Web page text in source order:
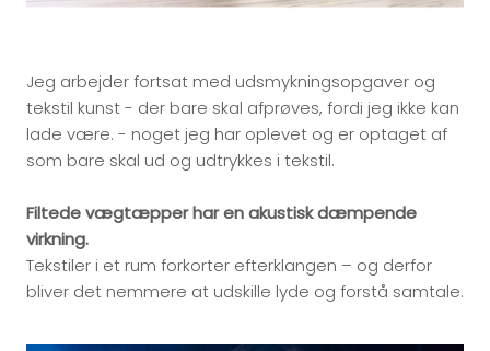
Jeg arbejder fortsat med udsmykningsopgaver og
tekstil kunst - der bare skal afprøves, fordi jeg ikke kan
lade være. - noget jeg har oplevet og er optaget af
som bare skal ud og udtrykkes i tekstil.
Filtede vægtæpper har en akustisk dæmpende
virkning.
Tekstiler i et rum forkorter efterklangen – og derfor
bliver det nemmere at udskille lyde og forstå samtale.